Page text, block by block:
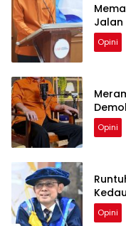
Jalan
Opini
Opini
Opini